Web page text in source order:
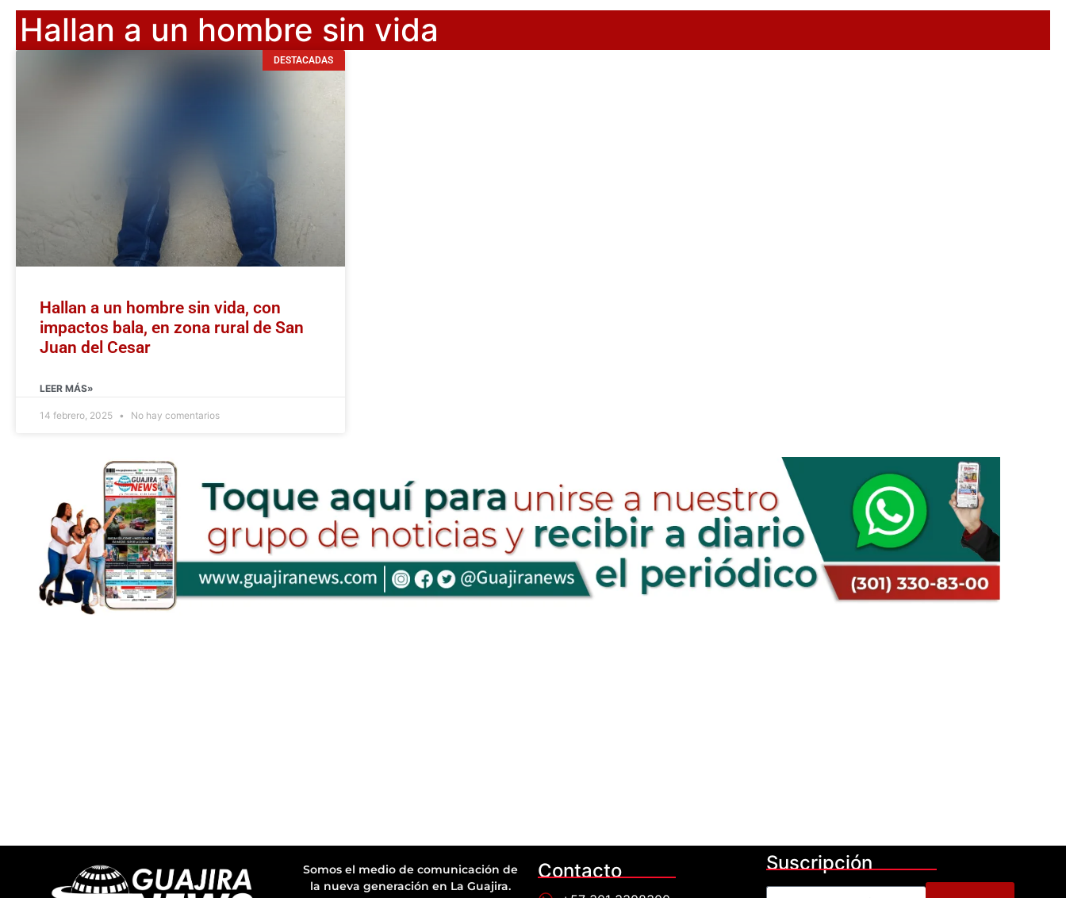
Hallan a un hombre sin vida
DESTACADAS
Hallan a un hombre sin vida, con
impactos bala, en zona rural de San
Juan del Cesar
LEER MÁS»
14 febrero, 2025 No hay comentarios
Somos el medio de comunicación de
la nueva generación en La Guajira.
Contacto Suscripción